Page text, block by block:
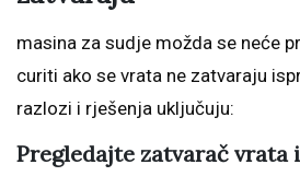
masina za sudje možda se neće
curiti ako se vrata ne zatvaraju
razlozi i rješenja uključuju:
Pregledajte zatvarač vrata